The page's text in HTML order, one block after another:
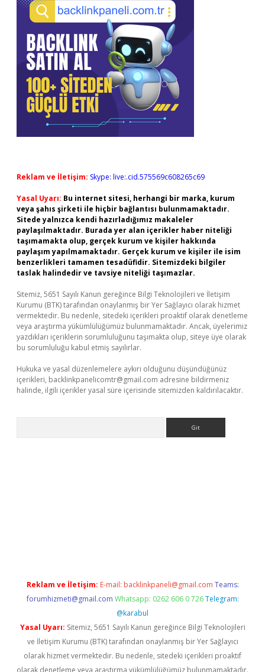
Reklam ve İletişim: Skype: live:.cid.575569c608265c69
Yasal Uyarı: Bu internet sitesi, herhangi bir marka, kurum
veya şahıs şirketi ile hiçbir bağlantısı bulunmamaktadır.
Sitede yalnızca kendi hazırladığımız makaleler
paylaşılmaktadır. Burada yer alan içerikler haber niteliği
taşımamakta olup, gerçek kurum ve kişiler hakkında
paylaşım yapılmamaktadır. Gerçek kurum ve kişiler ile isim
benzerlikleri tamamen tesadüfidir. Sitemizdeki bilgiler
taslak halindedir ve tavsiye niteliği taşımazlar.
Sitemiz, 5651 Sayılı Kanun gereğince Bilgi Teknolojileri ve İletişim
Kurumu (BTK) tarafından onaylanmış bir Yer Sağlayıcı olarak hizmet
vermektedir. Bu nedenle, sitedeki içerikleri proaktif olarak denetleme
veya araştırma yükümlülüğümüz bulunmamaktadır. Ancak, üyelerimiz
yazdıkları içeriklerin sorumluluğunu taşımakta olup, siteye üye olarak
bu sorumluluğu kabul etmiş sayılırlar.
Hukuka ve yasal düzenlemelere aykırı olduğunu düşündüğünüz
içerikleri, backlinkpanelicomtr@gmail.com adresine bildirmeniz
halinde, ilgili içerikler yasal süre içerisinde sitemizden kaldırılacaktır.
Reklam ve İletişim: E-mail: backlinkpaneli@gmail.com Teams:
forumhizmeti@gmail.com Whatsapp: 0262 606 0 726 Telegram:
@karabul
Yasal Uyarı: Sitemiz, 5651 Sayılı Kanun gereğince Bilgi Teknolojileri
ve İletişim Kurumu (BTK) tarafından onaylanmış bir Yer Sağlayıcı
olarak hizmet vermektedir. Bu nedenle, sitedeki içerikleri proaktif
olarak denetleme veya araştırma yükümlülüğümüz bulunmamaktadır.